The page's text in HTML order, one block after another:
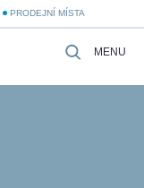
PRODEJNÍ MÍSTA
MENU